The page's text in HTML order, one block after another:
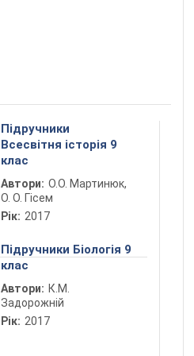
Підручники
Всесвітня історія 9
клас
Автори: О.О. Мартинюк,
О. О. Гісем
Рік: 2017
Підручники Біологія 9
клас
Автори: К.М.
Задорожній
Рік: 2017